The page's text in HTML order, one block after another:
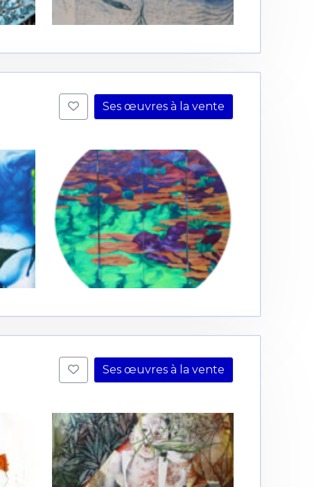
Ses œuvres à la vente
Ses œuvres à la vente